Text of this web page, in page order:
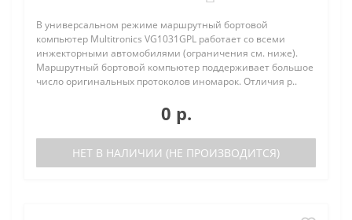
В универсальном режиме маршрутный бортовой
компьютер Multitronics VG1031GPL работает со всеми
инжекторными автомобилями (ограничения см. ниже).
Маршрутный бортовой компьютер поддерживает большое
число оригинальных протоколов иномарок. Отличия р..
0 р.
НЕТ В НАЛИЧИИ (НЕ ПРОИЗВОДИТСЯ)